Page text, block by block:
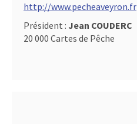
http://www.pecheaveyron.fr
Président : Jean COUDERC
20 000 Cartes de Pêche